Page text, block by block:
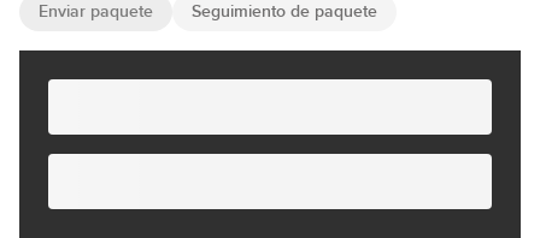
Enviar paquete Seguimiento de paquete